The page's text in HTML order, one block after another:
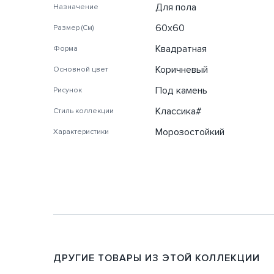
Назначение Для пола
Размер (См) 60х60
Форма Квадратная
Основной цвет Коричневый
Рисунок Под камень
Стиль коллекции Классика#
Характеристики Морозостойкий
ДРУГИЕ ТОВАРЫ ИЗ ЭТОЙ КОЛЛЕКЦИИ